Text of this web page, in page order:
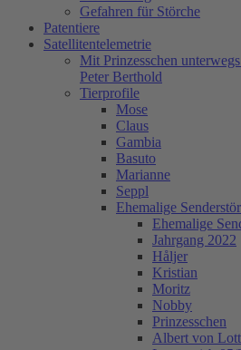
Gefahren für Störche
Patentiere
Satellitentelemetrie
Mit Prinzesschen
Peter Berthold
Tierprofile
Mose
Claus
Gambia
Basuto
Marianne
Seppl
Ehemalige
Ehemalige
Jahrgang 2022
Håljer
Kristian
Moritz
Nobby
Prinzesschen
Albert von